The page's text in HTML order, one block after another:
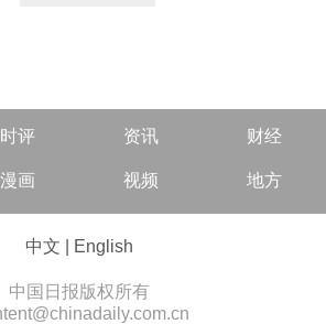
时评 资讯 财经
漫画 视频 地方
中文 English
中国日报版权所有